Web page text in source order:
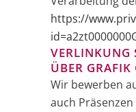
https://
VERLINKUNG
ÜBER
Wir bewerben
auch